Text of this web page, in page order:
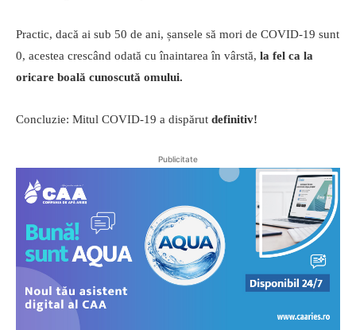
Practic, dacă ai sub 50 de ani, șansele să mori de COVID-19 sunt
0, acestea crescând odată cu înaintarea în vârstă, la fel ca la
oricare boală cunoscută omului.
Concluzie: Mitul COVID-19 a dispărut definitiv!
Publicitate